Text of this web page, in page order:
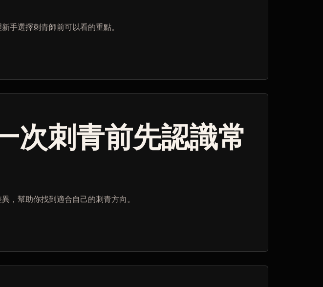
手選擇刺青師前可以看的重點。
次刺青前先認識常
，幫助你找到適合自己的刺青方向。